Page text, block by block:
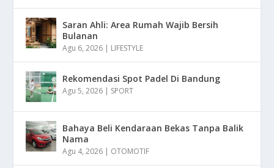
Saran Ahli: Area Rumah Wajib Bersih
Bulanan
Agu 6, 2026 | LIFESTYLE
Rekomendasi Spot Padel Di Bandung
Agu 5, 2026 | SPORT
Bahaya Beli Kendaraan Bekas Tanpa Balik
Nama
Agu 4, 2026 | OTOMOTIF